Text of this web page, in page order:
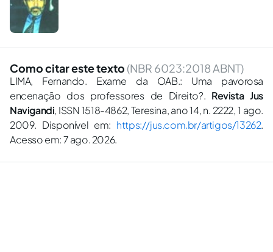
Como citar este texto (NBR 6023:2018 ABNT)
LIMA, Fernando. Exame da OAB.: Uma pavorosa
encenação dos professores de Direito?. Revista Jus
Navigandi, ISSN 1518-4862, Teresina, ano 14, n. 2222, 1 ago.
2009. Disponível em: https://jus.com.br/artigos/13262.
Acesso em: 7 ago. 2026.